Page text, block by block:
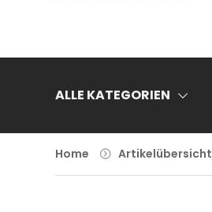
ALLE KATEGORIEN
Home Artikelübersicht